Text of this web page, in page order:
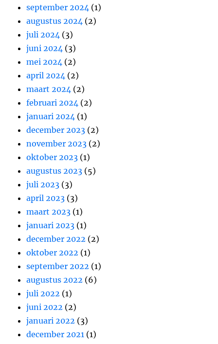
september 2024 (1)
augustus 2024 (2)
juli 2024 (3)
juni 2024 (3)
mei 2024 (2)
april 2024 (2)
maart 2024 (2)
februari 2024 (2)
januari 2024 (1)
december 2023 (2)
november 2023 (2)
oktober 2023 (1)
augustus 2023 (5)
juli 2023 (3)
april 2023 (3)
maart 2023 (1)
januari 2023 (1)
december 2022 (2)
oktober 2022 (1)
september 2022 (1)
augustus 2022 (6)
juli 2022 (1)
juni 2022 (2)
januari 2022 (3)
december 2021 (1)